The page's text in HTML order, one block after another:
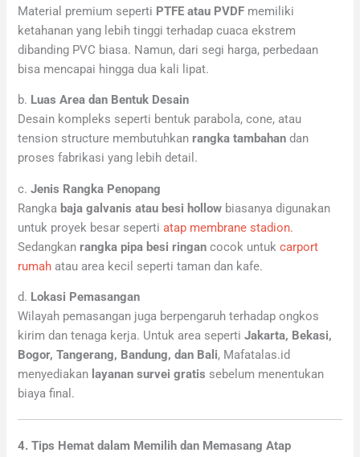
Material premium seperti PTFE atau PVDF memiliki
ketahanan yang lebih tinggi terhadap cuaca ekstrem
dibanding PVC biasa. Namun, dari segi harga, perbedaan
bisa mencapai hingga dua kali lipat.
b. Luas Area dan Bentuk Desain
Desain kompleks seperti bentuk parabola, cone, atau
tension structure membutuhkanrangka tambahan dan
proses fabrikasi yang lebih detail.
c.Jenis Rangka Penopang
Rangka baja galvanis atau besi hollow biasanya digunakan
untuk proyek besar seperti atap membrane stadion.
Sedangkanrangka pipa besi ringan cocok untukcarport
rumah atau area kecil seperti taman dan kafe.
d. Lokasi Pemasangan
Wilayah pemasangan juga berpengaruh terhadap ongkos
kirim dan tenaga kerja. Untuk area sepertiJakarta, Bekasi,
Bogor, Tangerang, Bandung, dan Bali, Mafatalas.id
menyediakan layanan survei gratis sebelum menentukan
biaya final.
4. Tips Hemat dalam Memilih dan Memasang Atap